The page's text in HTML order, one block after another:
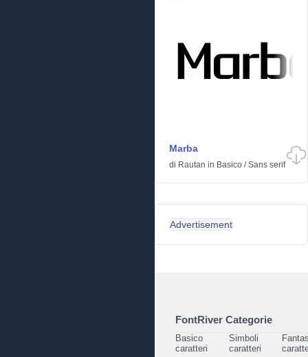
Marba
di Rautan in Basico /Sans serif
Advertisement
FontRiver Categorie
Basico
caratteri
Simboli
caratteri